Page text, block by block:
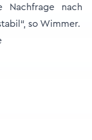
Nachfrage nach
so Wimmer.